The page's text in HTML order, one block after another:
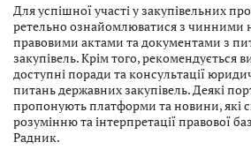
Для успішної участі у закупівельних
ретельно ознайомлюватися з чинними
правовими актами та документами з
закупівель. Крім того, рекомендується
доступні поради та консультації
питань державних закупівель. Деякі
пропонують платформи та новини, які
розумінню та інтерпретації правової
Радник.